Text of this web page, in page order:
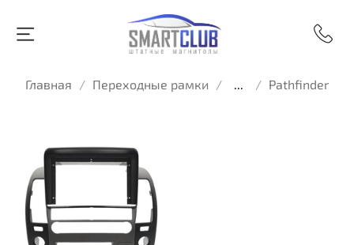
Главная Переходные рамки ... Pathfinder